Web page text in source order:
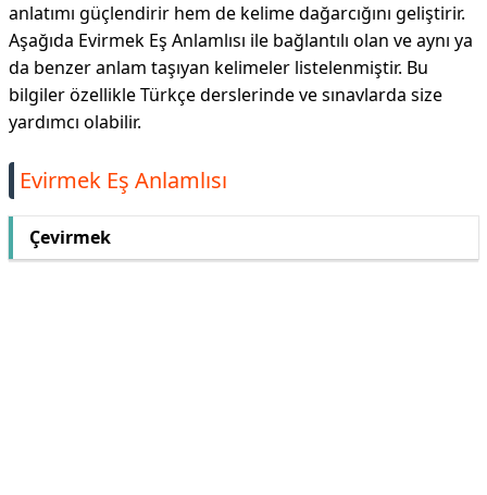
anlatımı güçlendirir hem de kelime dağarcığını geliştirir.
Aşağıda Evirmek Eş Anlamlısı ile bağlantılı olan ve aynı ya
da benzer anlam taşıyan kelimeler listelenmiştir. Bu
bilgiler özellikle Türkçe derslerinde ve sınavlarda size
yardımcı olabilir.
Evirmek Eş Anlamlısı
Çevirmek